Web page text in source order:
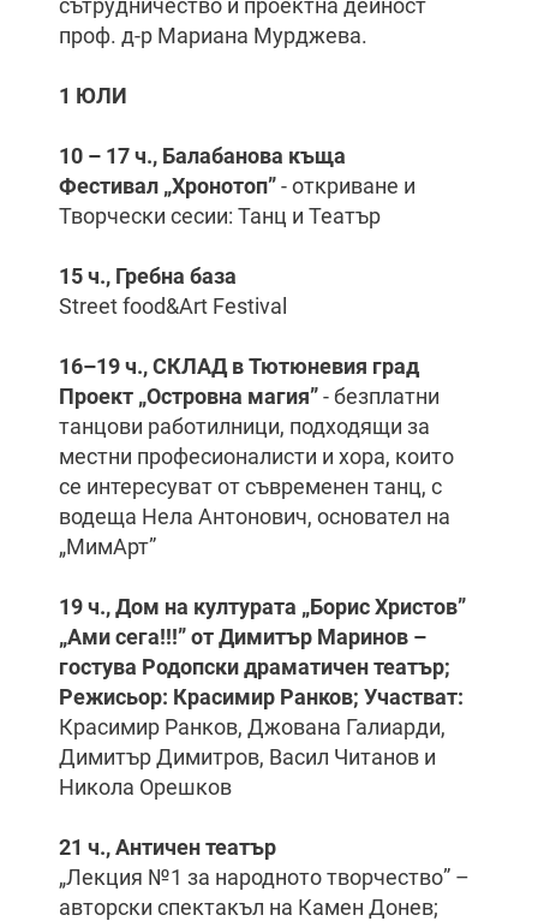
сътрудничество и проектна дейност
проф. д-р Мариана Мурджева.
1 ЮЛИ
10 – 17 ч., Балабанова къща
Фестивал „Хронотоп”- откриване и
Творчески сесии: Танц и Театър
15 ч., Гребна база
Street food&Art Festival
16–19 ч., СКЛАД в Тютюневия град
Проект „Островна магия”- безплатни
танцови работилници, подходящи за
местни професионалисти и хора, които
се интересуват от съвременен танц, с
водеща Нела Антонович, основател на
„МимАрт”
19 ч., Дом на културата „Борис Христов”
„Ами сега!!!” от Димитър Маринов –
гостува Родопски драматичен театър;
Режисьор: Красимир Ранков; Участват:
Красимир Ранков, Джована Галиарди,
Димитър Димитров, Васил Читанов и
Никола Орешков
21 ч., Античен театър
„Лекция №1 за народното творчество” –
авторски спектакъл на Камен Донев;